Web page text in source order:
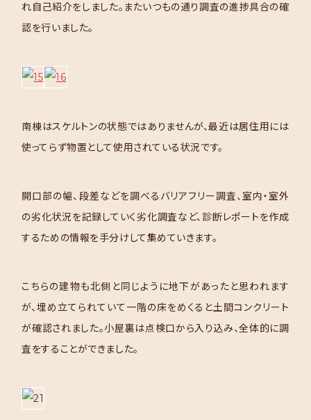
れ自己紹介をしました。またいつもの通り調査の進捗具合の確
認を行いました。
南棟はスケルトンの状態ではありませんが、最近は居住用には
使ってらず物置として使用されている状況です。
開口部の幅、段差などを調べるバリアフリー調査、室内・室外
の劣化状況を記録していく劣化調査など、診断レポートを作成
するための情報を手分けして集めていきます。
こちらの建物も北側と同じように地下があったと思われます
が、埋め立てられていて一階の床をめくると土間コンクリート
が確認されました。小屋裏は点検口から入り込み、全体的に調
査をすることができました。